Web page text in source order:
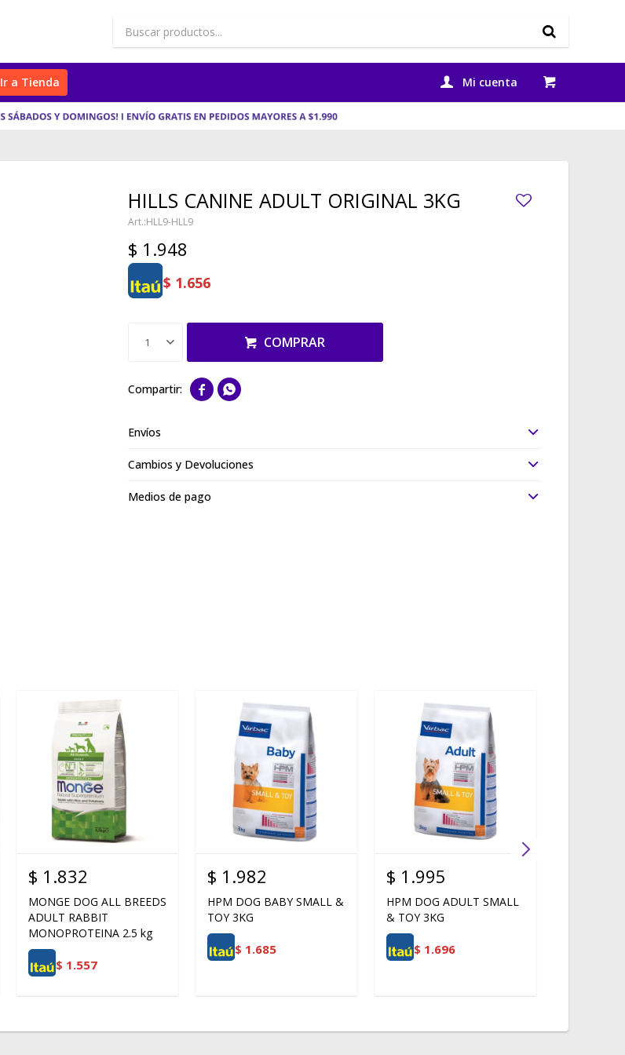
Ir a Tienda
HILLS CANINE ADULT ORIGINAL 3KG
HLL9-HLL9
$ 1.948
$ 1.656
1 COMPRAR
 
Envíos
Cambios y Devoluciones
Medios de pago
$ 1.832
MONGE DOG ALL BREEDS
ADULT RABBIT
MONOPROTEINA 2.5 kg
$ 1.557
$ 1.982
HPM DOG BABY SMALL &
TOY 3KG
$ 1.685
$ 1.995
HPM DOG ADULT SMALL
& TOY 3KG
$ 1.696